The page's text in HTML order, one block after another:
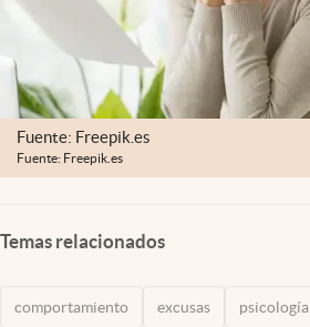
Fuente: Freepik.es
Fuente: Freepik.es
Temas relacionados
comportamiento excusas psicología